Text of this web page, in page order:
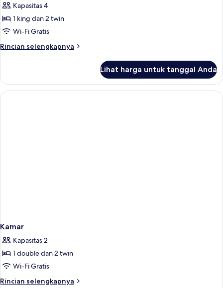
Keluarga,
pemandangan
samudra
Kapasitas 4
1 king dan 2 twin
Wi-Fi Gratis
Rincian selengkapnya
Rincian
Vila
Keluarga,
pemandangan
Lihat harga untuk tanggal Anda
Kamar
Kapasitas 2
1 double dan 2 twin
Wi-Fi Gratis
Rincian selengkapnya
Rincian